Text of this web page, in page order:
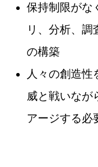
保持制限がな
リ、分析、調
の構築
人々の創造性
威と戦いなが
アージする必